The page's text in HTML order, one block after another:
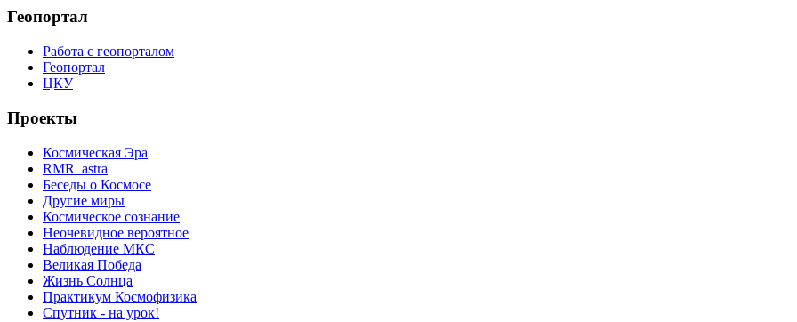
Геопортал
Работа с геопорталом
Геопортал
ЦКУ
Проекты
Космическая Эра
RMR_astra
Беседы о Космосе
Другие миры
Космическое сознание
Неочевидное вероятное
Наблюдение МКС
Великая Победа
Жизнь Солнца
Практикум Космофизика
Спутник - на урок!